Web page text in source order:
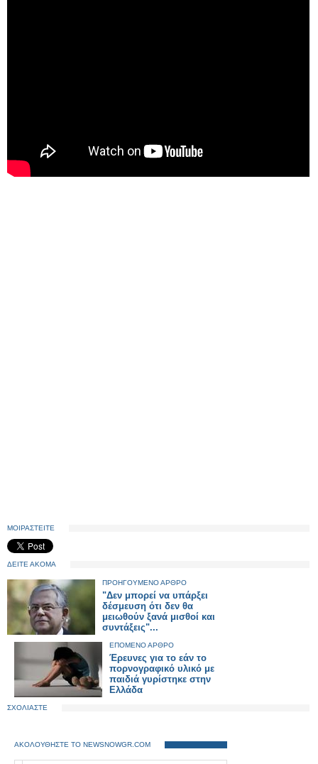
ΜΟΙΡΑΣΤΕΙΤΕ
ΔΕΙΤΕ ΑΚΟΜΑ
ΠΡΟΗΓΟΥΜΕΝΟ ΑΡΘΡΟ
"Δεν μπορεί να υπάρξει
δέσμευση ότι δεν θα
μειωθούν ξανά μισθοί και
συντάξεις"...
ΕΠΟΜΕΝΟ ΑΡΘΡΟ
Έρευνες για το εάν το
πορνογραφικό υλικό με
παιδιά γυρίστηκε στην
Ελλάδα
ΣΧΟΛΙΑΣΤΕ
ΑΚΟΛΟΥΘΗΣΤΕ ΤΟ NEWSNOWGR.COM